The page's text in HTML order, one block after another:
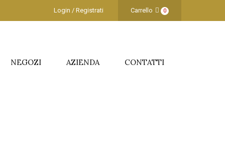
Login / Registrati Carrello 0
NEGOZI AZIENDA CONTATTI